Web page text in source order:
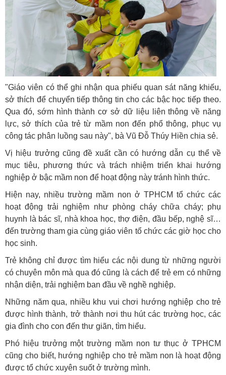
"Giáo viên có thể ghi nhận qua phiếu quan sát năng khiếu,
sở thích để chuyển tiếp thông tin cho các bậc học tiếp theo.
Qua đó, sớm hình thành cơ sở dữ liệu liên thông về năng
lực, sở thích của trẻ từ mầm non đến phổ thông, phục vụ
công tác phân luồng sau này", bà Vũ Đỗ Thúy Hiền chia sẻ.
Vị hiệu trưởng cũng đề xuất cần có hướng dẫn cụ thể về
mục tiêu, phương thức và trách nhiệm triển khai hướng
nghiệp ở bậc mầm non để hoạt động này tránh hình thức.
Hiện nay, nhiều trường mầm non ở TPHCM tổ chức các
hoạt động trải nghiệm như phòng cháy chữa cháy; phụ
huynh là bác sĩ, nhà khoa học, thợ điện, đầu bếp, nghệ sĩ…
đến trường tham gia cùng giáo viên tổ chức các giờ học cho
học sinh.
Trẻ không chỉ được tìm hiểu các nội dung từ những người
có chuyên môn mà qua đó cũng là cách để trẻ em có những
nhận diện, trải nghiệm ban đầu về nghề nghiệp.
Những năm qua, nhiều khu vui chơi hướng nghiệp cho trẻ
được hình thành, trở thành nơi thu hút các trường học, các
gia đình cho con đến thư giãn, tìm hiểu.
Phó hiệu trưởng một trường mầm non tư thục ở TPHCM
cũng cho biết, hướng nghiệp cho trẻ mầm non là hoạt động
được tổ chức xuyên suốt ở trường mình.